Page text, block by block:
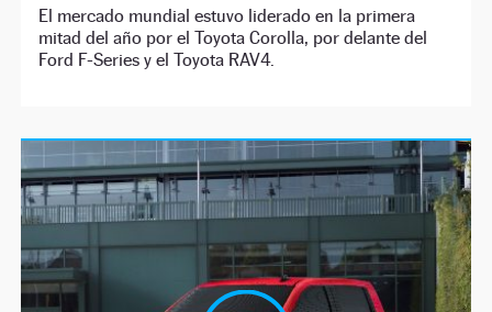
El mercado mundial estuvo liderado en la primera
mitad del año por el Toyota Corolla, por delante del
Ford F-Series y el Toyota RAV4.